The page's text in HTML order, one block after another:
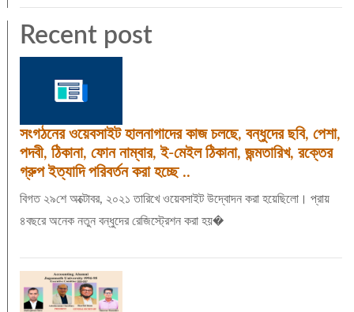
Recent post
সংগঠনের ওয়েবসাইট হালনাগাদের কাজ চলছে, বন্ধুদের ছবি, পেশা,
পদবী, ঠিকানা, ফোন নাম্বার, ই-মেইল ঠিকানা, জন্মতারিখ, রক্তের
গ্রুপ ইত্যাদি পরিবর্তন করা হচ্ছে ..
বিগত ২৯শে অক্টোবর, ২০২১ তারিখে ওয়েবসাইট উদ্বোদন করা হয়েছিলো। প্রায়
৪বছরে অনেক নতুন বন্ধুদের রেজিস্ট্রেশন করা হয়�